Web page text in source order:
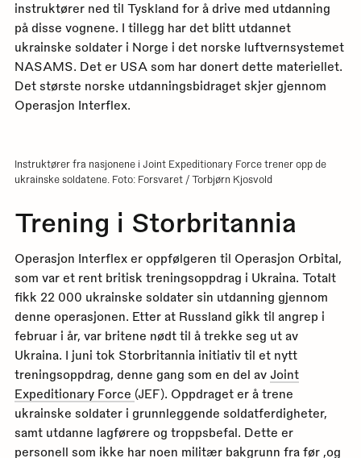
instruktører ned til Tyskland for å drive med utdanning
på disse vognene. I tillegg har det blitt utdannet
ukrainske soldater i Norge i det norske luftvernsystemet
NASAMS. Det er USA som har donert dette materiellet.
Det største norske utdanningsbidraget skjer gjennom
Operasjon Interflex.
Instruktører fra nasjonene i Joint Expeditionary Force trener opp de
ukrainske soldatene. Foto: Forsvaret / Torbjørn Kjosvold
Trening i Storbritannia
Operasjon Interflex er oppfølgeren til Operasjon Orbital,
som var et rent britisk treningsoppdrag i Ukraina. Totalt
fikk 22 000 ukrainske soldater sin utdanning gjennom
denne operasjonen. Etter at Russland gikk til angrep i
februar i år, var britene nødt til å trekke seg ut av
Ukraina. I juni tok Storbritannia initiativ til et nytt
treningsoppdrag, denne gang som en del av Joint
Expeditionary Force (JEF). Oppdraget er å trene
ukrainske soldater i grunnleggende soldatferdigheter,
samt utdanne lagførere og troppsbefal. Dette er
personell som ikke har noen militær bakgrunn fra før ,og